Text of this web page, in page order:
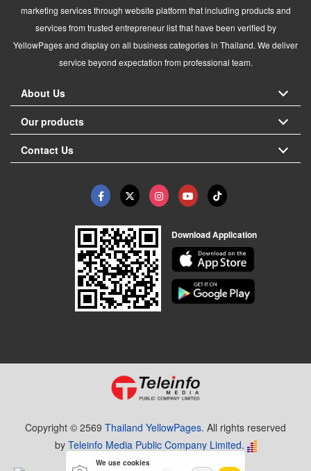
marketing services through website platform that including products and
services from trusted entrepreneur list that have been verified by
YellowPages and display on all business categories in Thailand. We deliver
service beyond expectation from professional team.
About Us
Our products
Contact Us
Download Application
Copyright © 2569 Thailand YellowPages. All rights reserved
by Teleinfo Media Public Company Limited.
We use cookies